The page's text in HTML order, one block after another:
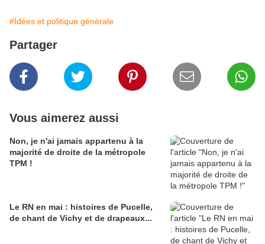
#Idées et politique générale
Partager
Vous aimerez aussi
Non, je n'ai jamais appartenu à la
majorité de droite de la métropole
TPM !
Le RN en mai : histoires de Pucelle,
de chant de Vichy et de drapeaux...